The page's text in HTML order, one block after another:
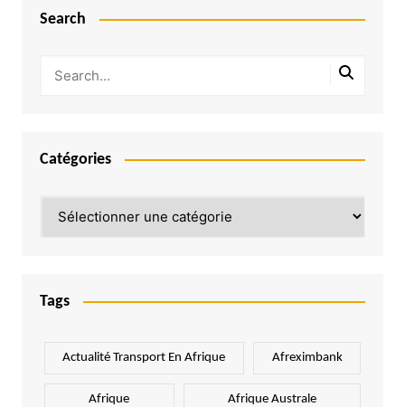
Search
Catégories
Tags
Actualité Transport En Afrique Afreximbank
Afrique Afrique Australe